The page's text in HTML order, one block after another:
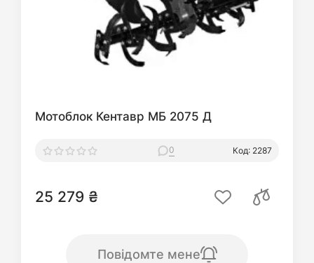
Мотоблок Кентавр МБ 2075 Д
0 Код: 2287
25 279 ₴
Повідомте мене